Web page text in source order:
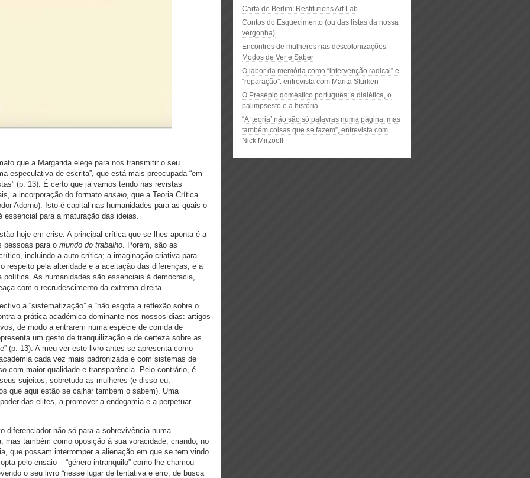
que a Margarida elege para nos transmitir o seu
especulativa de escrita”, que está mais preocupada “em
(p. 13). É certo que já vamos tendo nas revistas
a incorporação do formato ensaio , que a Teoria Crítica
Adorno). Isto é capital nas humanidades para as quais o
essencial para a maturação das ideias.
hoje em crise. A principal crítica que se lhes aponta é a
pessoas para o mundo do trabalho . Porém, são as
incluindo a auto-crítica; a imaginação criativa para
respeito pela alteridade e a aceitação das diferenças; e a
As humanidades são essenciais à democracia,
com o recrudescimento da extrema-direita.
a “sistematização” e “não esgota a reflexão sobre o
a prática académica dominante nos nossos dias: artigos
de modo a entrarem numa espécie de corrida de
um gesto de tranquilização e de certeza sobre as
(p. 13). A meu ver este livro antes se apresenta como
cada vez mais padronizada e com sistemas de
com maior qualidade e transparência. Pelo contrário, é
sujeitos, sobretudo as mulheres (e disso eu,
que aqui estão se calhar também o sabem). Uma
das elites, a promover a endogamia e a perpetuar
diferenciador não só para a sobrevivência numa
mas também como oposição à sua voracidade, criando, no
que possam interromper a alienação em que se tem vindo
pelo ensaio – “género intranquilo” como lhe chamou
o seu livro “nesse lugar de tentativa e erro, de busca
Carta de Berlim: Restitutions Art Lab
Contos do Esquecimento (ou das listas da nossa
vergonha)
Encontros de mulheres nas descolonizações -
Modos de Ver e Saber
O labor da memória como “intervenção radical” e
“reparação”: entrevista com Marita Sturken
O Presépio doméstico português: a dialética, o
palimpsesto e a história
“A ‘teoria’ não são só palavras numa página, mas
também coisas que se fazem”, entrevista com
Nick Mirzoeff